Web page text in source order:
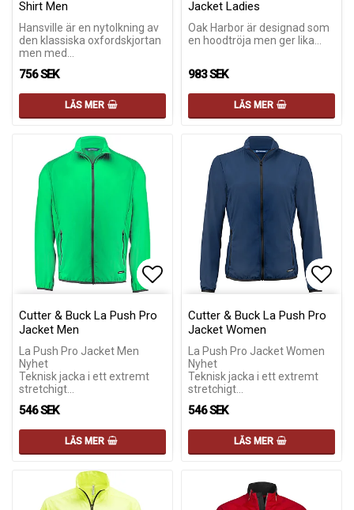
Shirt Men
Hansville är en nytolkning av
den klassiska oxfordskjortan
men med…
756 SEK
LÄS MER
Jacket Ladies
Oak Harbor är designad som
en hoodtröja men ger lika…
983 SEK
LÄS MER
Lägg till i favoritlistan
Lägg till i favoritlistan
Cutter & Buck La Push Pro
Jacket Men
La Push Pro Jacket Men
Nyhet
Teknisk jacka i ett extremt
stretchigt…
546 SEK
LÄS MER
Cutter & Buck La Push Pro
Jacket Women
La Push Pro Jacket Women
Nyhet
Teknisk jacka i ett extremt
stretchigt…
546 SEK
LÄS MER